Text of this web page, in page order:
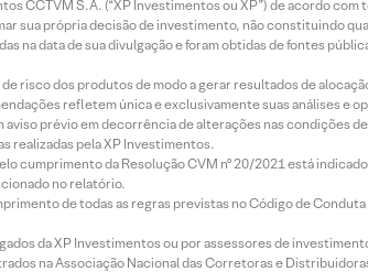
CCTVM S.A. (“XP Investimentos ou XP”) de acordo
sua própria decisão de investimento, não constituindo
na data de sua divulgação e foram obtidas de fontes
risco dos produtos de modo a gerar resultados de
refletem única e exclusivamente suas análises e
prévio em decorrência de alterações nas condições
realizadas pela XP Investimentos.
cumprimento da Resolução CVM nº 20/2021 está
no relatório.
de todas as regras previstas no Código de
da XP Investimentos ou por assessores de
na Associação Nacional das Corretoras e